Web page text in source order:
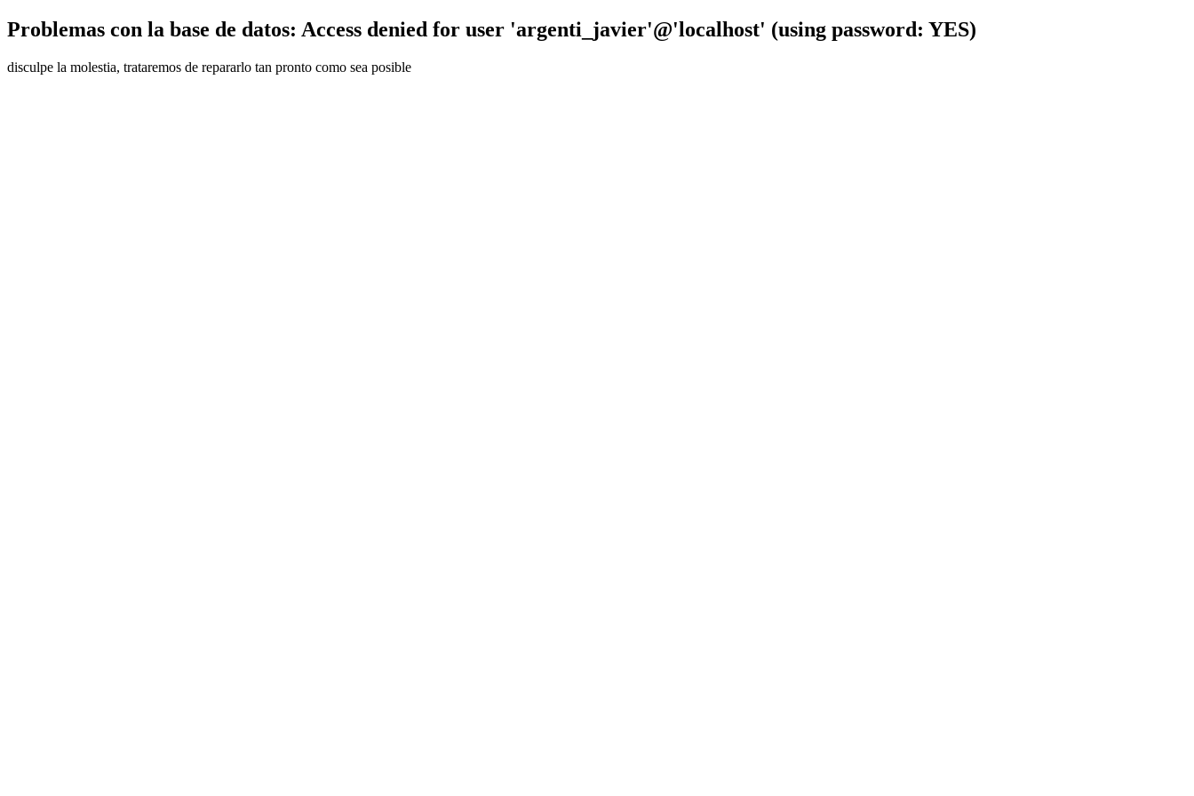
Problemas con la base de datos: Access denied for user 'argenti_javier'@'localhost' (using password: YES)
disculpe la molestia, trataremos de repararlo tan pronto como sea posible